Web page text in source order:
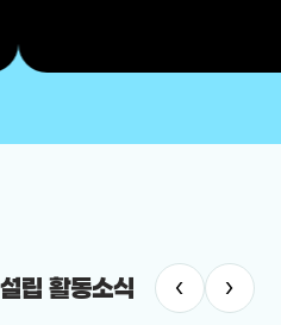
립 활동소식 ‹ ›